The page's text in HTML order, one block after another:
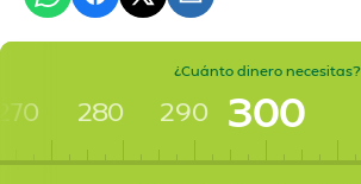
¿Cuánto dinero necesitas?
280 290 300